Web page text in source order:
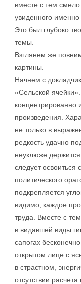
вместе с тем
увиденного именно
Это был глубоко
темы.
Взглянем же
картины.
Начнем с
«Сельской
концентрированно
произведения.
не только в
редкость удачно
неуклюже
следует
политического
подкрепляется
видимо, каждое
труда. Вместе с тем
в видавшей виды
сапогах
открытом лице с
в страстном,
отсутствии